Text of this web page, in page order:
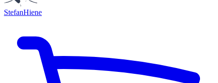
StefanHiene